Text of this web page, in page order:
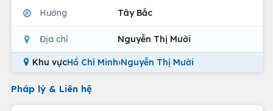
Hướng Tây Bắc
Địa chỉ Nguyễn Thị Mười
Khu vựcHồ Chí Minh›Nguyễn Thị Mười
Pháp lý & Liên hệ